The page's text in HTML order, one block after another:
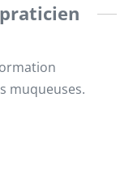
muqueuses.